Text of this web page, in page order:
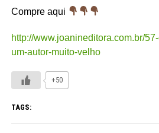
Compre aqui
http://www.joanineditora.com.br/
um-autor-muito-velho
+50
TAGS: